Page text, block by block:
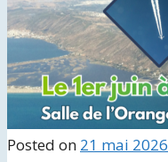
Posted on 21 mai 2026